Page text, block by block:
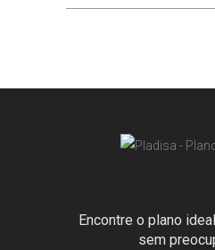
Encontre o plano
sem